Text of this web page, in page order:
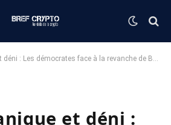
: Les démocrates face à la revanche de Bitcoin
et déni :